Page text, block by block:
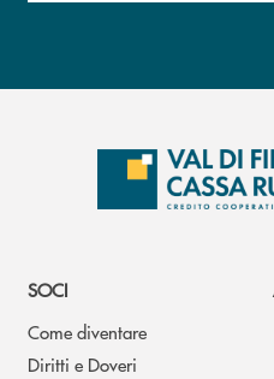
SOCI
Come diventare
Diritti e Doveri